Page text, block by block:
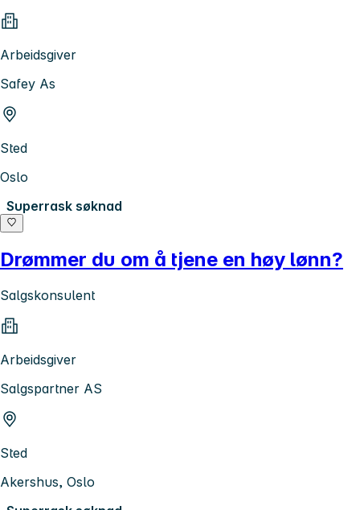
Arbeidsgiver
Safey As
Sted
Oslo
Superrask søknad
Drømmer du om å tjene en høy lønn?
Salgskonsulent
Arbeidsgiver
Salgspartner AS
Sted
Akershus, Oslo